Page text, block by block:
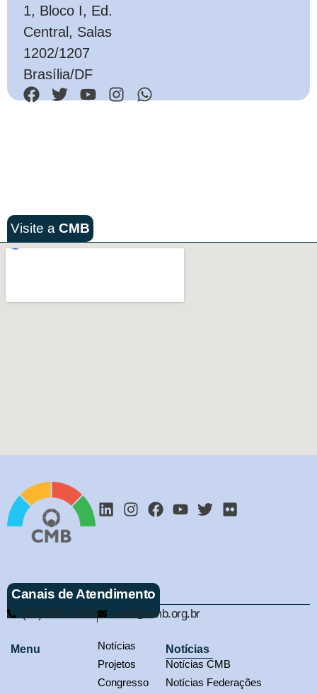
1, Bloco I, Ed.
Central, Salas
1202/1207
Brasília/DF
Visite a CMB
Canais de Atendimento
(61) 3321-9563 cmb@cmb.org.br
Menu
Notícias
Projetos
Congresso
Notícias
Notícias CMB
Notícias Federações